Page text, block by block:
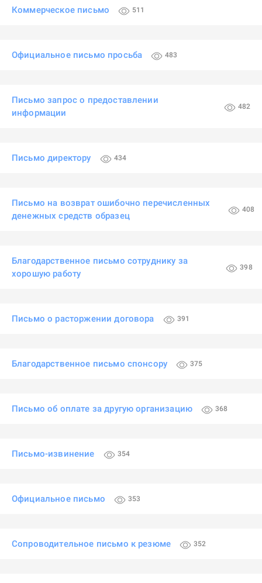
Коммерческое письмо 511
Официальное письмо просьба 483
Письмо запрос о предоставлении
информации
482
Письмо директору 434
Письмо на возврат ошибочно перечисленных
денежных средств образец
408
Благодарственное письмо сотруднику за
хорошую работу
398
Письмо о расторжении договора 391
Благодарственное письмо спонсору 375
Письмо об оплате за другую организацию 368
Письмо-извинение 354
Официальное письмо 353
Сопроводительное письмо к резюме 352